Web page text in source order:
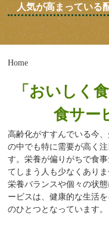
人気が高まっている
Home
「おいしく
食サー
高齢化がすすんでいる今
の中でも特に需要が高く
す。栄養が偏りがちで食
てしまう人も少なくあり
栄養バランスや個々の状
ービスは、健康的な生活
のひとつとなっています。